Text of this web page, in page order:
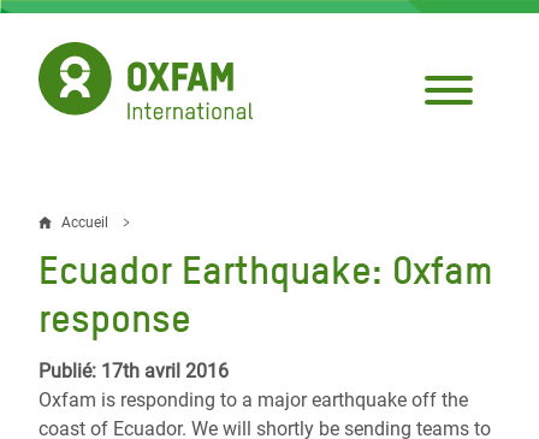
Aller
contenu
principal
Fil
d'Ariane
Accueil
Ecuador Earthquake: Oxfam
response
Publié: 17th avril 2016
Oxfam is responding to a major earthquake off the
coast of Ecuador. We will shortly be sending teams to